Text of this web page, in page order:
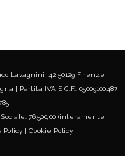
Lavagnini, 42 50129 Firenze |
| Partita IVA E C.F.: 05009100487
76.500,00 (interamente
Policy| Cookie Policy